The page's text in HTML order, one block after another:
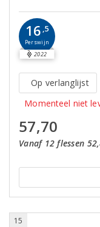
16 ,5
Perswijn
2022
Op verlanglijst
Momenteel niet
57,70
Vanaf 12 flessen
15